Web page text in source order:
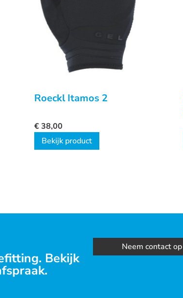
Roeckl Itamos 2
€38,00
Bekijk product
Bekijk
Neem contact op